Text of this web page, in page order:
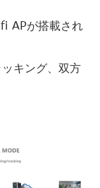
APが搭載され
キング、双方